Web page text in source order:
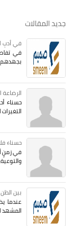
جديد المقالات
في أدبِ
في
بجهدهم
حسناء
حسناء
في زمنٍ
بين
عندما
المشهد